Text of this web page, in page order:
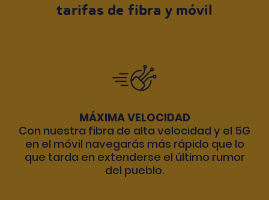
tarifas de fibra y móvil
MÁXIMA VELOCIDAD
Con nuestra fibra de alta velocidad y el 5G
en el móvil navegarás más rápido que lo
que tarda en extenderse el último rumor
del pueblo.